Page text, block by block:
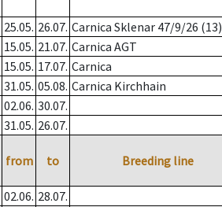
25.05. 26.07. Carnica Sklenar 47/9/26 (13)
15.05. 21.07. Carnica AGT
15.05. 17.07. Carnica
31.05. 05.08. Carnica Kirchhain
02.06. 30.07.
31.05. 26.07.
from to Breeding line
02.06. 28.07.